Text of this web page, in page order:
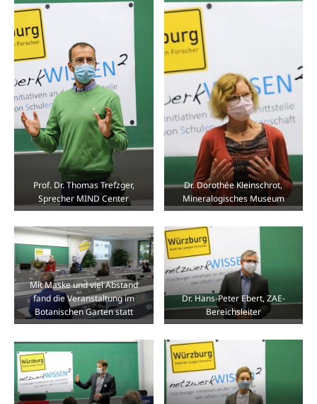
Prof. Dr. Thomas Trefzger,
Sprecher MIND Center
Dr. Dorothée Kleinschrot,
Mineralogisches Museum
Mit Maske und viel Abstand
fand die Veranstaltung im
Botanischen Garten statt
Dr. Hans-Peter Ebert, ZAE-
Bereichsleiter